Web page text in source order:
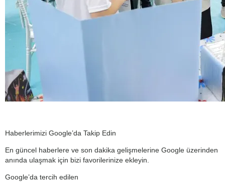
Haberlerimizi Google’da Takip Edin
En güncel haberlere ve son dakika gelişmelerine Google üzerinden
anında ulaşmak için bizi favorilerinize ekleyin.
Google’da tercih edilen